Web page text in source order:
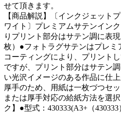
せて頂きます。
【商品解説】〔インクジェット
ワイト〕プレミアムサテンイン
りプリント部分はサテン調に表
枚）●フォトラグサテンはプレミ
コーティングにより、プリント
ですが、プリント部分はサテン
い光沢イメージのある作品に仕
厚手のため、用紙は一枚づつセ
または厚手対応の給紙方法を選
ク】●型式：430333(A3+（430333